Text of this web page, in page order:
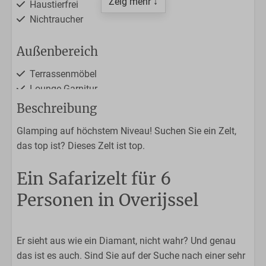
Haustierfrei
Nichtraucher
Außenbereich
Terrassenmöbel
Lounge-Garnitur
Überdachte Terrasse
Besonnte Terrasse
Küche
Geschirrspülmaschine
Nespresso-Maschine
4-Platten-Herd
Esstisch
Wasserkessel
Beschreibung
Glamping auf höchstem Niveau! Suchen Sie ein Zelt,
das top ist? Dieses Zelt ist top.
Ein Safarizelt für 6
Personen in Overijssel
Er sieht aus wie ein Diamant, nicht wahr? Und genau
das ist es auch. Sind Sie auf der Suche nach einer sehr